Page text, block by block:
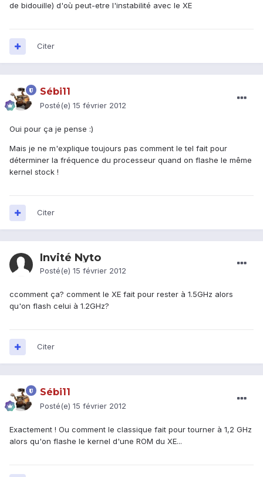
de bidouille) d'où peut-etre l'instabilité avec le XE
Citer
Sébi11
Posté(e) 15 février 2012
Oui pour ça je pense :)
Mais je ne m'explique toujours pas comment le tel fait pour
déterminer la fréquence du processeur quand on flashe le même
kernel stock !
Citer
Invité Nyto
Posté(e) 15 février 2012
ccomment ça? comment le XE fait pour rester à 1.5GHz alors
qu'on flash celui à 1.2GHz?
Citer
Sébi11
Posté(e) 15 février 2012
Exactement ! Ou comment le classique fait pour tourner à 1,2 GHz
alors qu'on flashe le kernel d'une ROM du XE...